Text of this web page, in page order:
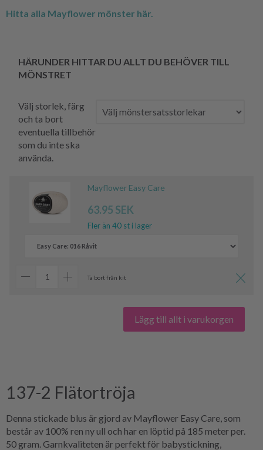
Hitta alla Mayflower mönster här.
HÄRUNDER HITTAR DU ALLT DU BEHÖVER TILL
MÖNSTRET
Välj storlek, färg
och ta bort
eventuella tillbehör
som du inte ska
använda.
Mayflower Easy Care
63.95 SEK
Fler än 40 st i lager
Ta bort från kit
Lägg till allt i varukorgen
137-2 Flätortröja
Denna stickade blus är gjord av Mayflower Easy Care, som
består av 100% ren ny ull och har en löptid på 185 meter per.
50 gram. Garnkvaliteten är perfekt för babystickning,